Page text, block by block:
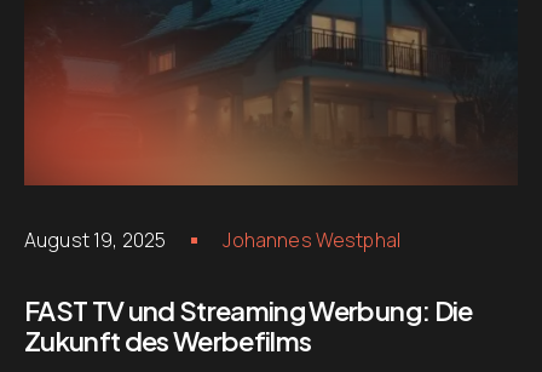
August 19, 2025 Johannes Westphal
FAST TV und Streaming Werbung: Die
Zukunft des Werbefilms